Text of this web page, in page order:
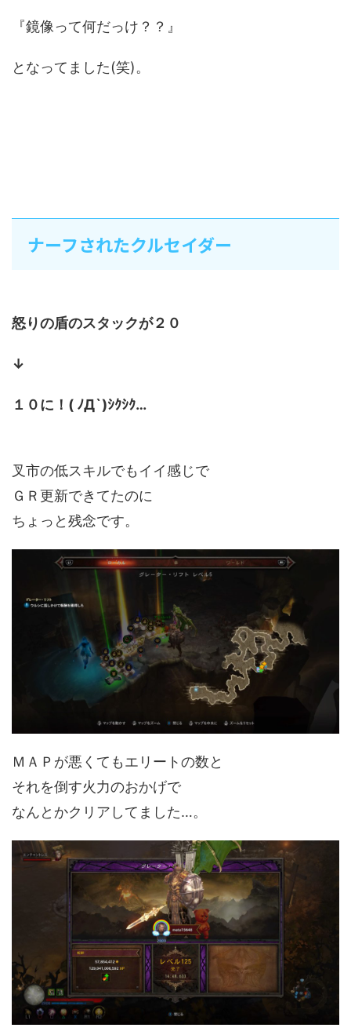
『鏡像って何だっけ？？』
となってました(笑)。
ナーフされたクルセイダー
怒りの盾のスタックが２０
↓
１０に！( ﾉД`)ｼｸｼｸ…
叉市の低スキルでもイイ感じで
ＧＲ更新できてたのに
ちょっと残念です。
ＭＡＰが悪くてもエリートの数と
それを倒す火力のおかげで
なんとかクリアしてました…。